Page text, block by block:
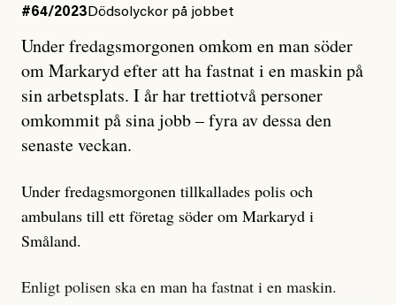
#64/2023Dödsolyckor på jobbet
Under fredagsmorgonen omkom en man söder
om Markaryd efter att ha fastnat i en maskin på
sin arbetsplats. I år har trettiotvå personer
omkommit på sina jobb – fyra av dessa den
senaste veckan.
Under fredagsmorgonen tillkallades polis och
ambulans till ett företag söder om Markaryd i
Småland.
Enligt polisen ska en man ha fastnat i en maskin.